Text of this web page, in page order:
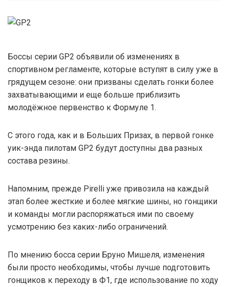
Боссы серии GP2 объявили об изменениях в
спортивном регламенте, которые вступят в силу уже в
грядущем сезоне: они призваны сделать гонки более
захватывающими и еще больше приблизить
молодёжное первенство к Формуле 1.
С этого года, как и в Больших Призах, в первой гонке
уик-энда пилотам GP2 будут доступны два разных
состава резины.
Напомним, прежде Pirelli уже привозила на каждый
этап более жесткие и более мягкие шины, но гонщики
и команды могли распоряжаться ими по своему
усмотрению без каких-либо ограничений.
По мнению босса серии Бруно Мишеля, изменения
были просто необходимы, чтобы лучше подготовить
гонщиков к переходу в Ф1, где использование по ходу